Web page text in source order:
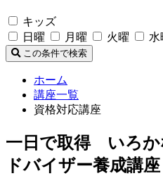
キッズ
日曜
月曜 火曜 水
この条件で検索
ホーム
講座一覧
資格対応講座
一日で取得 いろか
ドバイザー養成講座